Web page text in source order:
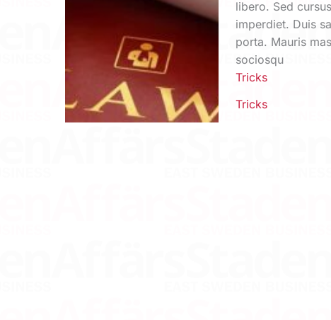
libero. Sed
imperdiet. Duis
porta. Mauris
sociosqu
Tricks
Tricks